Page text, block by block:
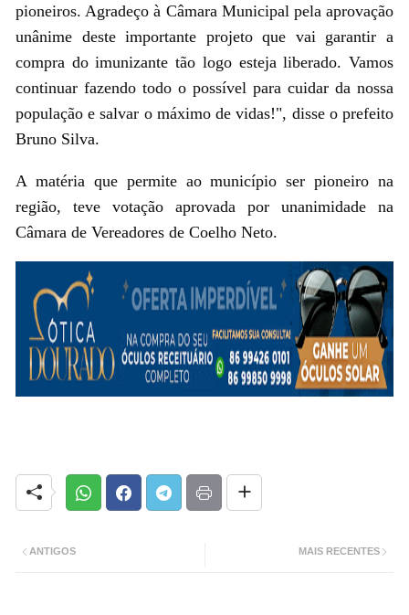
pioneiros. Agradeço à Câmara Municipal pela aprovação
unânime deste importante projeto que vai garantir a
compra do imunizante tão logo esteja liberado. Vamos
continuar fazendo todo o possível para cuidar da nossa
população e salvar o máximo de vidas!", disse o prefeito
Bruno Silva.
A matéria que permite ao município ser pioneiro na
região, teve votação aprovada por unanimidade na
Câmara de Vereadores de Coelho Neto.
MAIS RECENTES
ANTIGOS